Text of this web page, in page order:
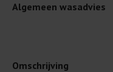
Algemeen wasadvies
Omschrijving